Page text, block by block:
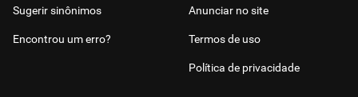
Sugerir sinônimos
Encontrou um erro?
Anunciar no site
Termos de uso
Política de privacidade